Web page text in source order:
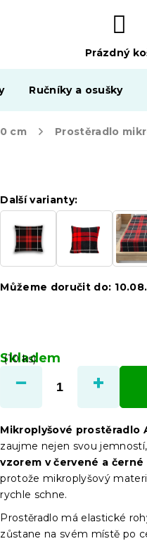
NÁKUPNÍ
KOŠÍK
Prázdný
Ručníky a osušky
cm
Skladem
(10 ks)
Další varianty:
Můžeme doručit do:
Mikroplyšové prostěradlo
zaujme nejen svou
vzorem v červené a černé
protože mikroplyšový
rychle schne.
Prostěradlo má elastické
zůstane na svém místě po